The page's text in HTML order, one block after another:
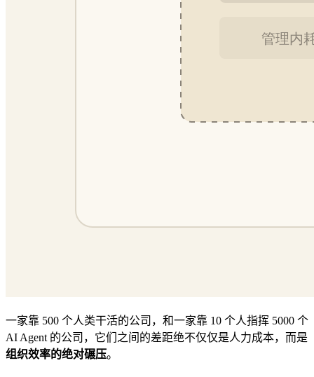
一家靠 500 个人类干活的公司，和一家靠 10 个人指挥 5000 个
AI Agent 的公司，它们之间的差距绝不仅仅是人力成本，而是
组织效率的绝对碾压。